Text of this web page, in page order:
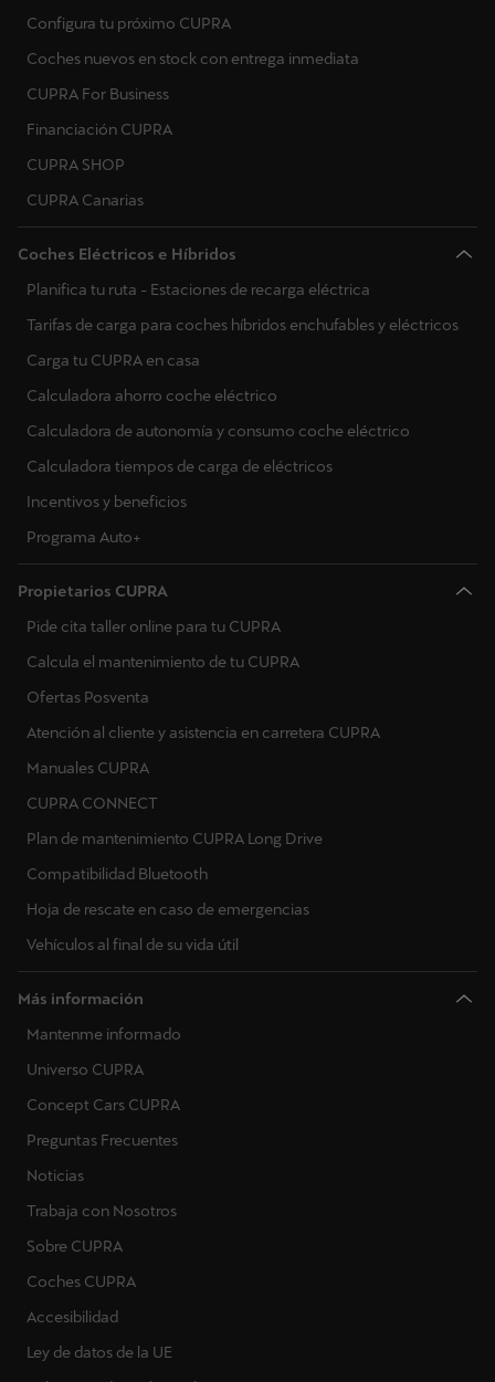
Configura tu próximo CUPRA
Coches nuevos en stock con entrega inmediata
CUPRA For Business
Financiación CUPRA
CUPRA SHOP
CUPRA Canarias
Coches Eléctricos e Híbridos
Planifica tu ruta - Estaciones de recarga eléctrica
Tarifas de carga para coches híbridos enchufables y eléctricos
Carga tu CUPRA en casa
Calculadora ahorro coche eléctrico
Calculadora de autonomía y consumo coche eléctrico
Calculadora tiempos de carga de eléctricos
Incentivos y beneficios
Programa Auto+
Propietarios CUPRA
Pide cita taller online para tu CUPRA
Calcula el mantenimiento de tu CUPRA
Ofertas Posventa
Atención al cliente y asistencia en carretera CUPRA
Manuales CUPRA
CUPRA CONNECT
Plan de mantenimiento CUPRA Long Drive
Compatibilidad Bluetooth
Hoja de rescate en caso de emergencias
Vehículos al final de su vida útil
Más información
Mantenme informado
Universo CUPRA
Concept Cars CUPRA
Preguntas Frecuentes
Noticias
Trabaja con Nosotros
Sobre CUPRA
Coches CUPRA
Accesibilidad
Ley de datos de la UE